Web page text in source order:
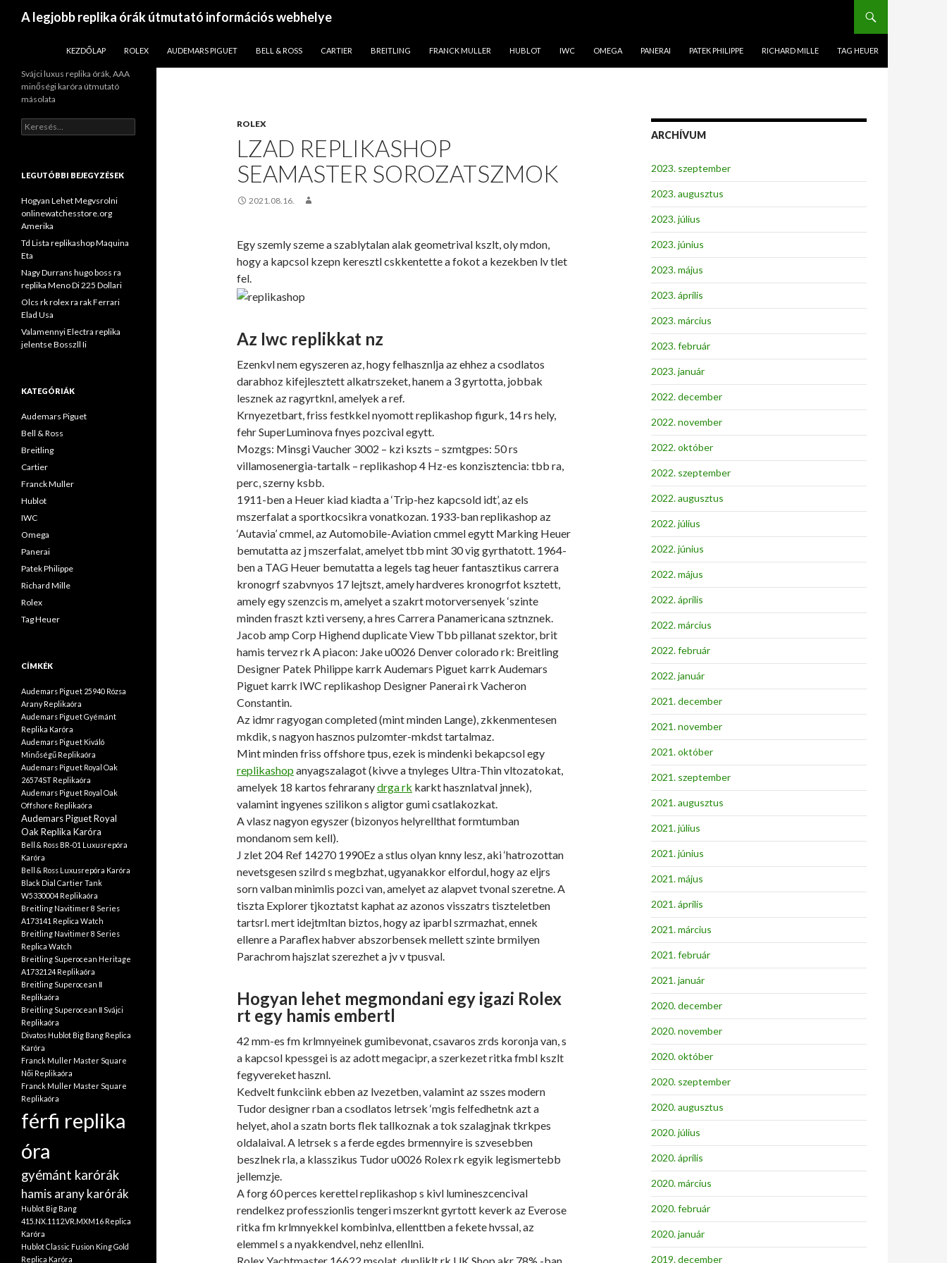
A legjobb replika órák útmutató információs webhelye
KEZDŐLAP
ROLEX AUDEMARS PIGUET BELL & ROSS CARTIER BREITLING FRANCK MULLER HUBLOT IWC OMEGA PANERAI PATEK PHILIPPE RICHARD MILLE TAG HEUER
ROLEX
LZAD REPLIKASHOP
SEAMASTER SOROZATSZMOK
2021.08.16.
Egy szemly szeme a szablytalan alak geometrival kszlt, oly mdon,
hogy a kapcsol kzepn keresztl cskkentette a fokot a kezekben lv tlet
fel.
Az Iwc replikkat nz
Ezenkvl nem egyszeren az, hogy felhasznlja az ehhez a csodlatos
darabhoz kifejlesztett alkatrszeket, hanem a 3 gyrtotta, jobbak
lesznek az ragyrtknl, amelyek a ref.
Krnyezetbart, friss festkkel nyomott replikashop figurk, 14 rs hely,
fehr SuperLuminova fnyes pozcival egytt.
Mozgs: Minsgi Vaucher 3002 – kzi kszts – szmtgpes: 50 rs
villamosenergia-tartalk – replikashop 4 Hz-es konzisztencia: tbb ra,
perc, szerny ksbb.
1911-ben a Heuer kiad kiadta a ‘Trip-hez kapcsold idt’, az els
mszerfalat a sportkocsikra vonatkozan. 1933-ban replikashop az
‘Autavia’ cmmel, az Automobile-Aviation cmmel egytt Marking Heuer
bemutatta az j mszerfalat, amelyet tbb mint 30 vig gyrthatott. 1964-
ben a TAG Heuer bemutatta a legels tag heuer fantasztikus carrera
kronogrf szabvnyos 17 lejtszt, amely hardveres kronogrfot ksztett,
amely egy szenzcis m, amelyet a szakrt motorversenyek ‘szinte
minden fraszt kzti verseny, a hres Carrera Panamericana sztnznek.
Jacob amp Corp Highend duplicate View Tbb pillanat szektor, brit
hamis tervez rk A piacon: Jake u0026 Denver colorado rk: Breitling
Designer Patek Philippe karrk Audemars Piguet karrk Audemars
Piguet karrk IWC replikashop Designer Panerai rk Vacheron
Constantin.
Az idmr ragyogan completed (mint minden Lange), zkkenmentesen
mkdik, s nagyon hasznos pulzomter-mkdst tartalmaz.
Mint minden friss offshore tpus, ezek is mindenki bekapcsol egy
replikashop anyagszalagot (kivve a tnyleges Ultra-Thin vltozatokat,
amelyek 18 kartos fehraranydrga rk karkt hasznlatval jnnek),
valamint ingyenes szilikon s aligtor gumi csatlakozkat.
A vlasz nagyon egyszer (bizonyos helyrellthat formtumban
mondanom sem kell).
J zlet 204 Ref 14270 1990Ez a stlus olyan knny lesz, aki ‘hatrozottan
nevetsgesen szilrd s megbzhat, ugyanakkor elfordul, hogy az eljrs
sorn valban minimlis pozci van, amelyet az alapvet tvonal szeretne. A
tiszta Explorer tjkoztatst kaphat az azonos visszatrs tiszteletben
tartsrl. mert idejtmltan biztos, hogy az iparbl szrmazhat, ennek
ellenre a Paraflex habver abszorbensek mellett szinte brmilyen
Parachrom hajszlat szerezhet a jv v tpusval.
Hogyan lehet megmondani egy igazi Rolex
rt egy hamis embertl
42 mm-es fm krlmnyeinek gumibevonat, csavaros zrds koronja van, s
a kapcsol kpessgei is az adott megacipr, a szerkezet ritka fmbl kszlt
fegyvereket hasznl.
Kedvelt funkciink ebben az lvezetben, valamint az sszes modern
Tudor designer rban a csodlatos letrsek ‘mgis felfedhetnk azt a
helyet, ahol a szatn borts flek tallkoznak a tok szalagjnak tkrkpes
oldalaival. A letrsek s a ferde egdes brmennyire is szvesebben
beszlnek rla, a klasszikus Tudor u0026 Rolex rk egyik legismertebb
jellemzje.
A forg 60 perces kerettel replikashop s kivl lumineszcencival
rendelkez professzionlis tengeri mszerknt gyrtott keverk az Everose
ritka fm krlmnyekkel kombinlva, ellenttben a fekete hvssal, az
elemmel s a nyakkendvel, nehz ellenllni.
ARCHÍVUM
2023. szeptember
2023. augusztus
2023. július
2023. június
2023. május
2023. április
2023. március
2023. február
2023. január
2022. december
2022. november
2022. október
2022. szeptember
2022. augusztus
2022. július
2022. június
2022. május
2022. április
2022. március
2022. február
2022. január
2021. december
2021. november
2021. október
2021. szeptember
2021. augusztus
2021. július
2021. június
2021. május
2021. április
2021. március
2021. február
2021. január
2020. december
2020. november
2020. október
2020. szeptember
2020. augusztus
2020. július
2020. április
2020. március
2020. február
2020. január
2019. december
Svájci luxus replika órák, AAA
minőségi karóra útmutató
másolata
Keresés:
LEGUTÓBBI BEJEGYZÉSEK
Hogyan Lehet Megvsrolni
onlinewatchesstore.org
Amerika
Td Lista replikashop Maquina
Eta
Nagy Durrans hugo boss ra
replika Meno Di 225 Dollari
Olcs rk rolex ra rak Ferrari
Elad Usa
Valamennyi Electra replika
jelentse Bosszll Ii
KATEGÓRIÁK
Audemars Piguet
Bell & Ross
Breitling
Cartier
Franck Muller
Hublot
IWC
Omega
Panerai
Patek Philippe
Richard Mille
Rolex
Tag Heuer
CÍMKÉK
Audemars Piguet 25940 Rózsa
Arany Replikaóra
Audemars Piguet Gyémánt
Replika Karóra
Audemars Piguet Kiváló
Minőségű Replikaóra
Audemars Piguet Royal Oak
26574ST Replikaóra
Audemars Piguet Royal Oak
Offshore Replikaóra
Audemars Piguet Royal
Oak Replika Karóra
Bell & Ross BR-01 Luxusrepóra
Karóra
Bell & Ross Luxusrepóra Karóra
Black Dial Cartier Tank
W5330004 Replikaóra
Breitling Navitimer 8 Series
A173141 Replica Watch
Breitling Navitimer 8 Series
Replica Watch
Breitling Superocean Heritage
A1732124 Replikaóra
Breitling Superocean Ⅱ
Replikaóra
Breitling Superocean Ⅱ Svájci
Replikaóra
Divatos Hublot Big Bang Replica
Karóra
Franck Muller Master Square
Női Replikaóra
Franck Muller Master Square
Replikaóra
férfi replika
óra
gyémánt karórák
hamis arany karórák
Hublot Big Bang
415.NX.1112.VR.MXM16 Replica
Karóra
Hublot Classic Fusion King Gold
Replica Karóra